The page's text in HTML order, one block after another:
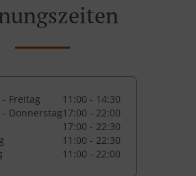
Freitag
11:00 - 14:30
Donnerstag17:00 - 22:00
17:00 - 22:30
11:00 - 22:30
11:00 - 22:00